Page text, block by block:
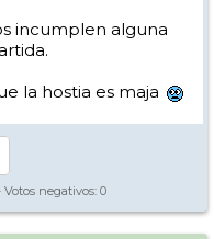
incumplen alguna
la hostia es maja
Votos negativos: 0